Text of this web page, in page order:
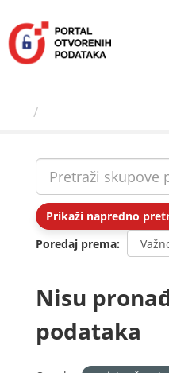
sadržaj
Prikaži napredno
Poredaj prema
Nisu
podataka